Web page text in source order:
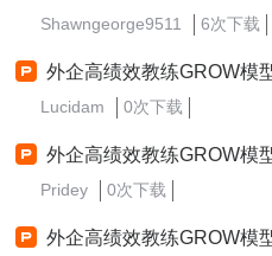
Shawngeorge9511 6次下载
外企高绩效教练GROW模
Lucidam 0次下载
外企高绩效教练GROW模
Pridey 0次下载
外企高绩效教练GROW模